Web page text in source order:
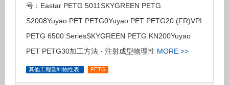
号：Eastar PETG 5011SKYGREEN PETG
S2008Yuyao PET PETG0Yuyao PET PETG20 (FR)VPI
PETG 6500 SeriesSKYGREEN PETG KN200Yuyao
PET PETG30加工方法 · 注射成型物理性 MORE >>
其他工程塑料物性表 PETG